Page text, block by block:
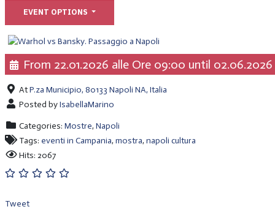
EVENT OPTIONS
From 22.01.2026 alle Ore 09:00 until 02.06.2026
AtP.za Municipio, 80133 Napoli NA, Italia
Posted byIsabellaMarino
Categories: Mostre, Napoli
Tags: eventi in Campania, mostra, napoli cultura
Hits: 2067
Tweet